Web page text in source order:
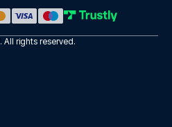
. All rights reserved.